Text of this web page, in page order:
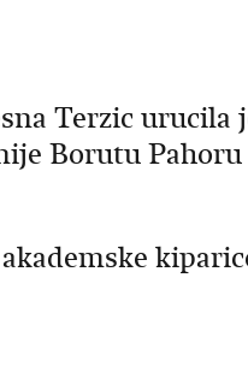
Terzic
Borutu Pahoru